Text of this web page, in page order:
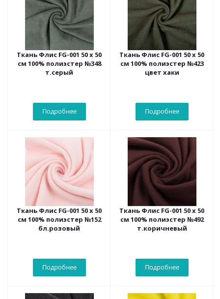
Ткань Флис FG-001 50 х 50
см 100% полиэстер №348
т.серый
Подробнее
Ткань Флис FG-001 50 х 50
см 100% полиэстер №423
цвет хаки
Подробнее
Ткань Флис FG-001 50 х 50
см 100% полиэстер №152
бл.розовый
Подробнее
Ткань Флис FG-001 50 х 50
см 100% полиэстер №492
т.коричневый
Подробнее